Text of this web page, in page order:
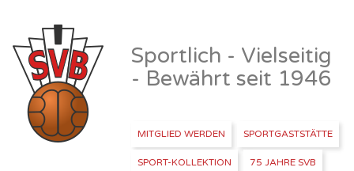
Sportlich - Vielseitig
- Bewährt seit 1946
MITGLIED WERDEN SPORTGASTSTÄTTE
SPORT-KOLLEKTION 75 JAHRE SVB